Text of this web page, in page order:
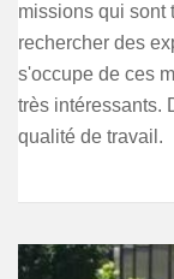
missions qui sont
rechercher des
s'occupe de ces
très intéressants.
qualité de travail.